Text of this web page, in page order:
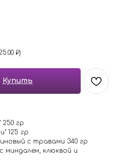
₽)
Купить
гр
125 гр
с травами 340 гр
миндалем, клюквой и